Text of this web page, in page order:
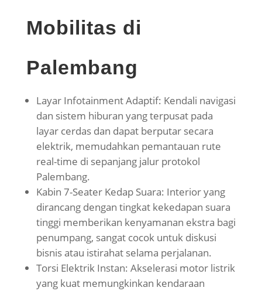
Mobilitas di
Palembang
Layar Infotainment Adaptif: Kendali navigasi
dan sistem hiburan yang terpusat pada
layar cerdas dan dapat berputar secara
elektrik, memudahkan pemantauan rute
real-time di sepanjang jalur protokol
Palembang.
Kabin 7-Seater Kedap Suara: Interior yang
dirancang dengan tingkat kekedapan suara
tinggi memberikan kenyamanan ekstra bagi
penumpang, sangat cocok untuk diskusi
bisnis atau istirahat selama perjalanan.
Torsi Elektrik Instan: Akselerasi motor listrik
yang kuat memungkinkan kendaraan